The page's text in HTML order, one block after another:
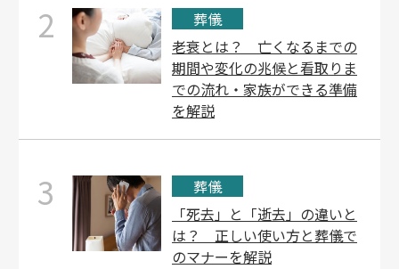
2
葬儀
老衰とは？ 亡くなるまでの
期間や変化の兆候と看取りま
での流れ・家族ができる準備
を解説
3
葬儀
「死去」と「逝去」の違いと
は？ 正しい使い方と葬儀で
のマナーを解説